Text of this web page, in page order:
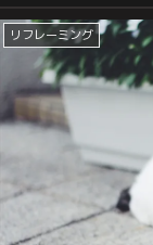
リフレーミング